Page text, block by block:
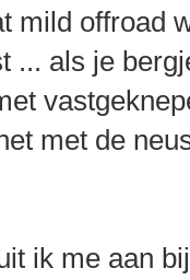
mild offroad
... als je
met de
ik me aan